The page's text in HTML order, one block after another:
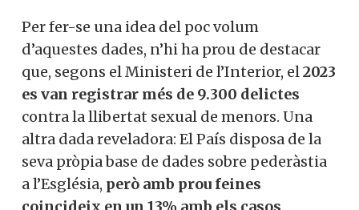
Per fer-se una idea del poc volum
d’aquestes dades, n’hi ha prou de destacar
que, segons el Ministeri de l’Interior, el2023
es van registrar més de 9.300 delictes
contra la llibertat sexual de menors. Una
altra dada reveladora: El País disposa de la
seva pròpia base de dades sobre pederàstia
a l’Església, però amb prou feines